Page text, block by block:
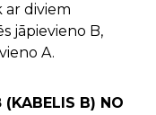
ar diviem
jāpievieno B,
A.
(KABELIS B) NO